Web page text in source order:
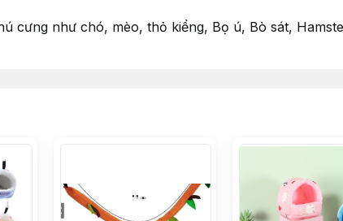
cưng như chó, mèo, thỏ kiểng, Bọ ú, Bò sát,